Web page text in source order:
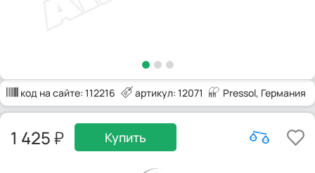
код на сайте: 112216 артикул: 12071 Pressol, Германия
1 425 Купить